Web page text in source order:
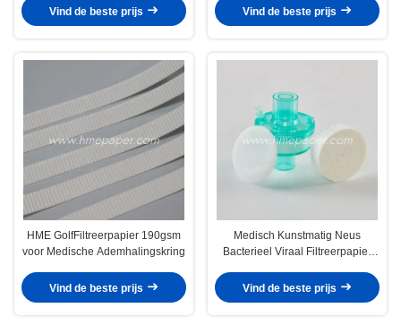
Ademhalingskring Filter
Vind de beste prijs
Vind de beste prijs
HME GolfFiltreerpapier 190gsm
voor Medische Ademhalingskring
Vind de beste prijs
Medisch Kunstmatig Neus
Bacterieel Viraal Filtreerpapier
Vind de beste prijs